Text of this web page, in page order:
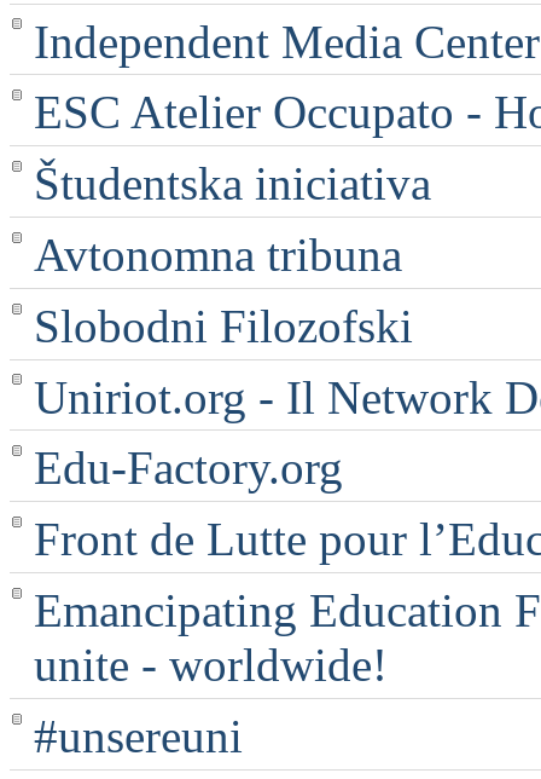
Independent Media
ESC Atelier Occupato -
Študentska iniciativa
Avtonomna tribuna
Slobodni Filozofski
Uniriot.org - Il Network
Edu-Factory.org
Front de Lutte pour
Emancipating Education
unite - worldwide!
#unsereuni